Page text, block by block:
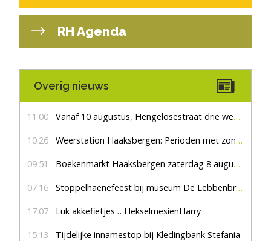
RH Agenda
Overig nieuws
11:00 Vanaf 10 augustus, Hengelosestraat drie weken dicht voor doorgaand verkeer
10:26 Weerstation Haaksbergen: Perioden met zon en droog
09:51 Boekenmarkt Haaksbergen zaterdag 8 augustus, marktplein Haaksbergen
07:16 Stoppelhaenefeest bij museum De Lebbenbrugge
17:07 Luk akkefietjes… HekselmesienHarry
15:13 Tijdelijke innamestop bij Kledingbank Stefania